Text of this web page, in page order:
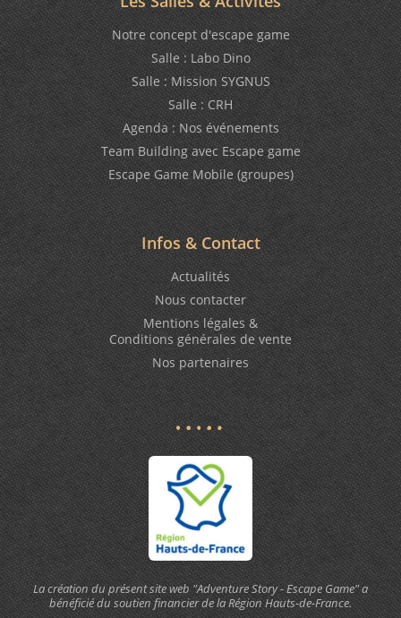
Notre concept d'escape game
Salle : Labo Dino
Salle : Mission SYGNUS
Salle : CRH
Agenda : Nos événements
Team Building avec Escape game
Escape Game Mobile (groupes)
Infos & Contact
Actualités
Nous contacter
Mentions légales &
Conditions générales de vente
Nos partenaires
La création du présent site web "Adventure Story - Escape Game" a
bénéficié du soutien financier de la Région Hauts-de-France.